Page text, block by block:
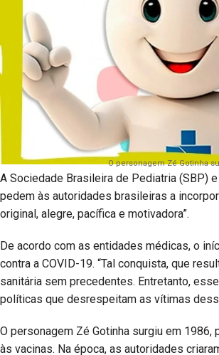
O personagem Zé Gotinha
A Sociedade Brasileira de Pediatria (SBP)
pedem às autoridades brasileiras a
original, alegre, pacífica e motivadora”.
De acordo com as entidades médicas, o
contra a COVID-19. “Tal conquista, que
sanitária sem precedentes. Entretanto,
políticas que desrespeitam as vítimas
O personagem Zé Gotinha surgiu em
às vacinas. Na época, as autoridades